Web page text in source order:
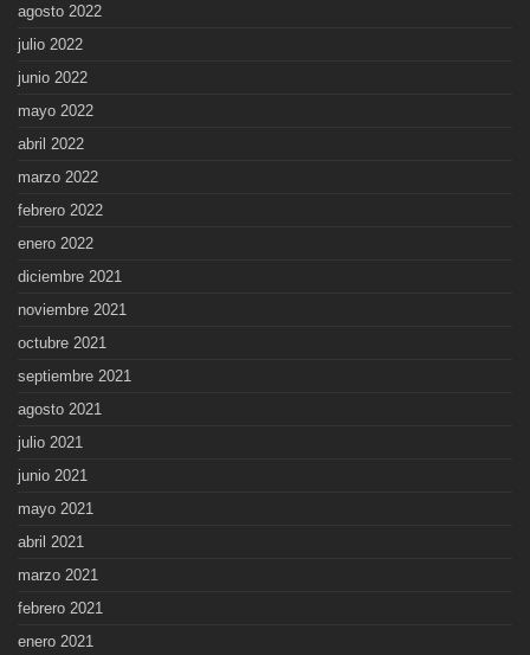
agosto 2022
julio 2022
junio 2022
mayo 2022
abril 2022
marzo 2022
febrero 2022
enero 2022
diciembre 2021
noviembre 2021
octubre 2021
septiembre 2021
agosto 2021
julio 2021
junio 2021
mayo 2021
abril 2021
marzo 2021
febrero 2021
enero 2021